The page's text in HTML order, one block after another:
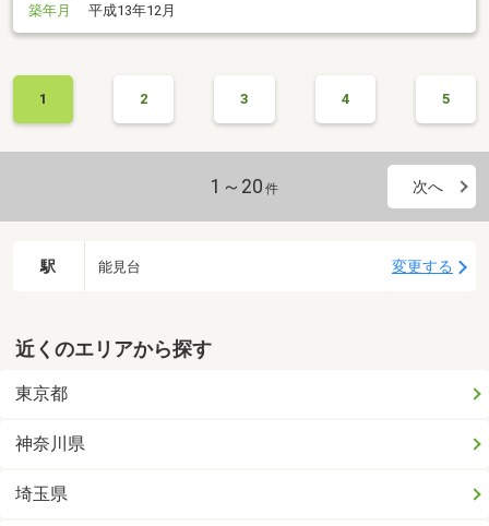
築年月
平成13年12月
1 2 3 4 5
1～20 件 次へ
駅 能見台 変更する
近くのエリアから探す
東京都
神奈川県
埼玉県